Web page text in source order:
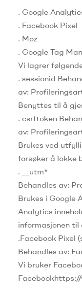
. Google
. Facebook Pixel
. Moz
. Google Tag
Vi lagrer
. sessionid
av:
Benyttes til å
. csrftoken
av:
Brukes ved
forsøker å lokke
.
__utm*
Behandles av:
Brukes i Google
Analytics
informasjonen
.Facebook Pixel
Behandles av:
Vi bruker